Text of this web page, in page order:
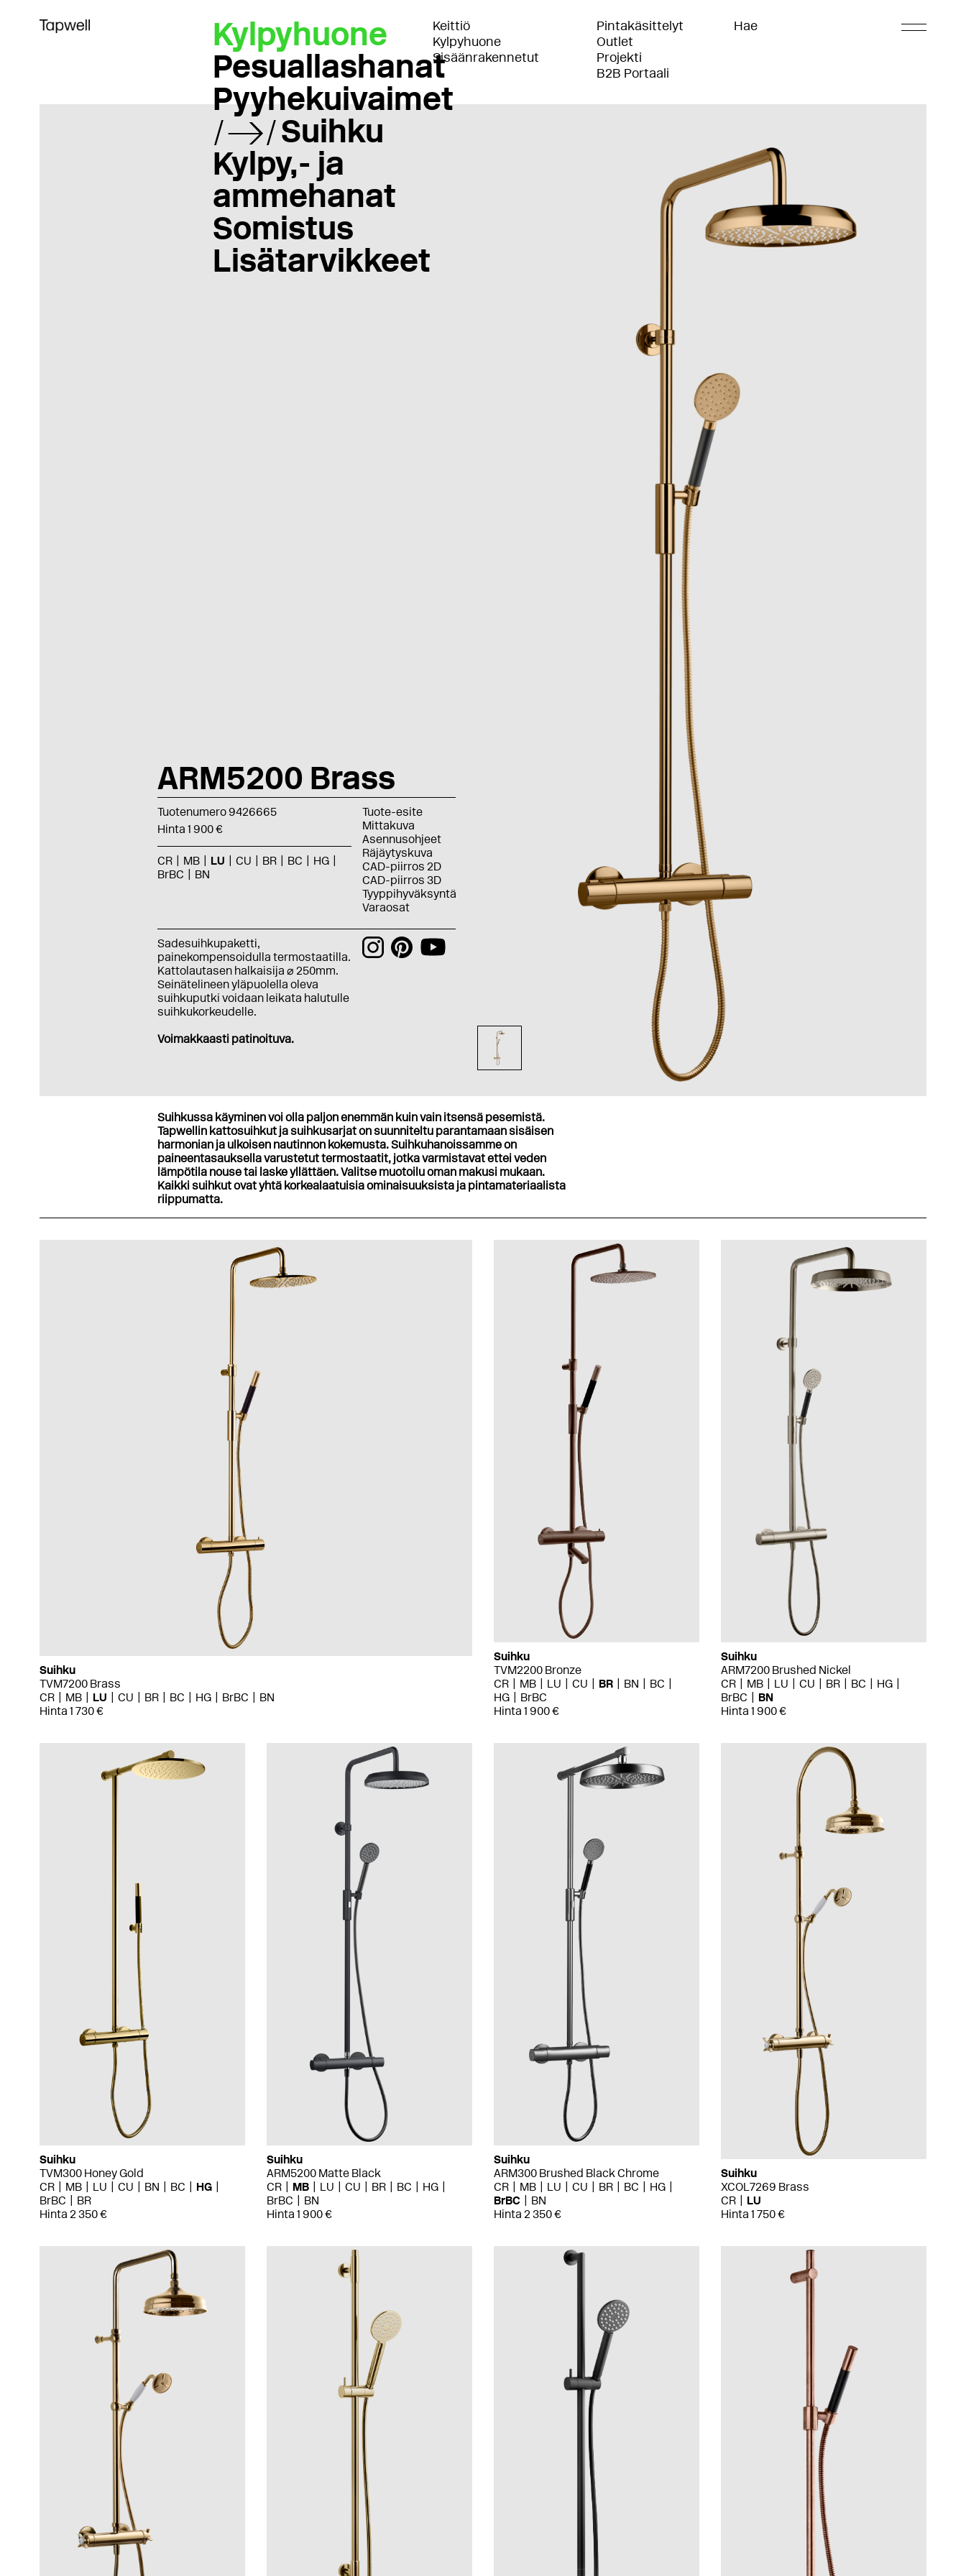
Kylpyhuone
Pesuallashanat
Pyyhekuivaimet
Suihku
Kylpy,- ja
ammehanat
Somistus
Lisätarvikkeet
Keittiö
Kylpyhuone
Sisäänrakennetut
Pintakäsittelyt
Outlet
Projekti
B2B Portaali
Hae
ARM5200 Brass
Tuotenumero 9426665
Hinta 1 900 €
CR MB LU CU BR BC
HG
BrBC
BN
Tuote-esite
Mittakuva
Asennusohjeet
Räjäytyskuva
CAD-piirros 2D
CAD-piirros 3D
Tyyppihyväksyntä
Varaosat
Sadesuihkupaketti,
painekompensoidulla termostaatilla.
Kattolautasen halkaisija ⌀ 250mm.
Seinätelineen yläpuolella oleva
suihkuputki voidaan leikata halutulle
suihkukorkeudelle.
Voimakkaasti patinoituva.
Suihkussa käyminen voi olla paljon enemmän kuin vain itsensä pesemistä.
Tapwellin kattosuihkut ja suihkusarjat on suunniteltu parantamaan sisäisen
harmonian ja ulkoisen nautinnon kokemusta. Suihkuhanoissamme on
paineentasauksella varustetut termostaatit, jotka varmistavat ettei veden
lämpötila nouse tai laske yllättäen. Valitse muotoilu oman makusi mukaan.
Kaikki suihkut ovat yhtä korkealaatuisia ominaisuuksista ja pintamateriaalista
riippumatta.
Suihku
TVM7200 Brass
CR
MB LU CU BR BC HG BrBC
BN
Hinta 1 730 €
Suihku
TVM2200 Bronze
CR
MB LU CU BR BN
BC
HG
BrBC
Hinta 1 900 €
Suihku
ARM7200 Brushed Nickel
CR
MB LU CU BR BC
HG
BrBC
BN
Hinta 1 900 €
Suihku
TVM300 Honey Gold
CR
MB LU CU BN BC
HG
BrBC
BR
Hinta 2 350 €
Suihku
ARM5200 Matte Black
CR
MB LU CU BR BC
HG
BrBC
BN
Hinta 1 900 €
Suihku
ARM300 Brushed Black Chrome
CR
MB LU CU BR BC
HG
BrBC
BN
Hinta 2 350 €
Suihku
XCOL7269 Brass
CR
LU
Hinta 1 750 €